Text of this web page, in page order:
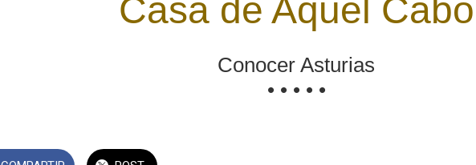
Casa de Aquel Cabo
Conocer Asturias
• • • • •